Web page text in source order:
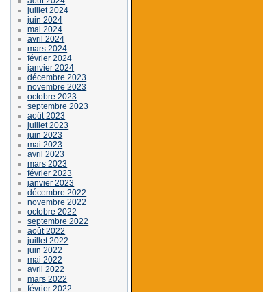
juillet 2024
juin 2024
mai 2024
avril 2024
mars 2024
février 2024
janvier 2024
décembre 2023
novembre 2023
octobre 2023
septembre 2023
août 2023
juillet 2023
juin 2023
mai 2023
avril 2023
mars 2023
février 2023
janvier 2023
décembre 2022
novembre 2022
octobre 2022
septembre 2022
août 2022
juillet 2022
juin 2022
mai 2022
avril 2022
mars 2022
février 2022